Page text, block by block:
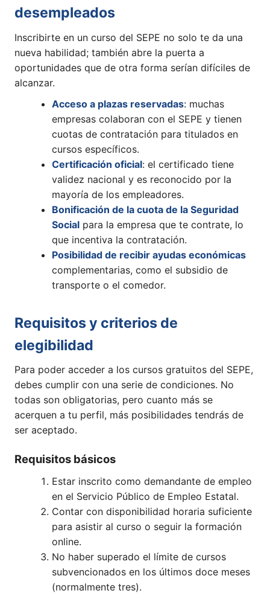
desempleados
Inscribirte en un curso del SEPE no solo te da una
nueva habilidad; también abre la puerta a
oportunidades que de otra forma serían difíciles de
alcanzar.
Acceso a plazas reservadas: muchas
empresas colaboran con el SEPE y tienen
cuotas de contratación para titulados en
cursos específicos.
Certificación oficial: el certificado tiene
validez nacional y es reconocido por la
mayoría de los empleadores.
Bonificación de la cuota de la Seguridad
Social para la empresa que te contrate, lo
que incentiva la contratación.
Posibilidad de recibir ayudas económicas
complementarias, como el subsidio de
transporte o el comedor.
Requisitos y criterios de
elegibilidad
Para poder acceder a los cursos gratuitos del SEPE,
debes cumplir con una serie de condiciones. No
todas son obligatorias, pero cuanto más se
acerquen a tu perfil, más posibilidades tendrás de
ser aceptado.
Requisitos básicos
Estar inscrito como demandante de empleo
en el Servicio Público de Empleo Estatal.
Contar con disponibilidad horaria suficiente
para asistir al curso o seguir la formación
online.
No haber superado el límite de cursos
subvencionados en los últimos doce meses
(normalmente tres).